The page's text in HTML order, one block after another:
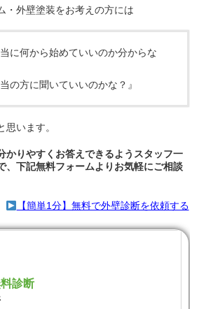
・外壁塗装をお考えの方には
当に何から始めていいのか分からな
の方に聞いていいのかな？』
思います。
かりやすくお答えできるようスタッフ一
、下記無料フォームよりお気軽にご相談
【簡単1分】無料で外壁診断を依頼する
診断